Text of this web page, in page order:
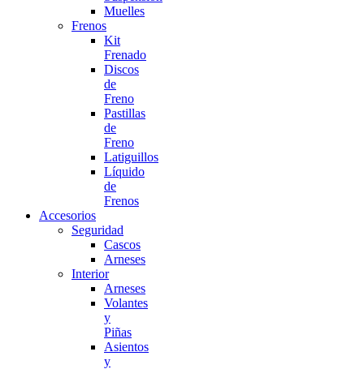
Muelles
Frenos
Kit
Frenado
Discos
de
Freno
Pastillas
de
Freno
Latiguillos
Líquido
de
Frenos
Accesorios
Seguridad
Cascos
Arneses
Interior
Arneses
Volantes
y
Piñas
Asientos
y